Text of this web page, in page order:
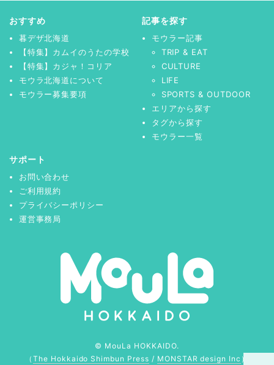
おすすめ
暮デザ北海道
【特集】カムイのうたの学校
【特集】カジャ！コリア
モウラ北海道について
モウラー募集要項
記事を探す
モウラー記事
TRIP & EAT
CULTURE
LIFE
SPORTS & OUTDOOR
エリアから探す
タグから探す
モウラー一覧
サポート
お問い合わせ
ご利用規約
プライバシーポリシー
運営事務局
© MouLa HOKKAIDO.
（ The Hokkaido Shimbun Press / MONSTAR design Inc ）